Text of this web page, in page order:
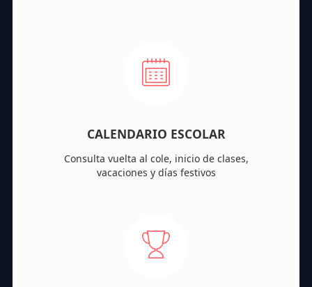
CALENDARIO ESCOLAR
Consulta vuelta al cole, inicio de clases,
vacaciones y días festivos